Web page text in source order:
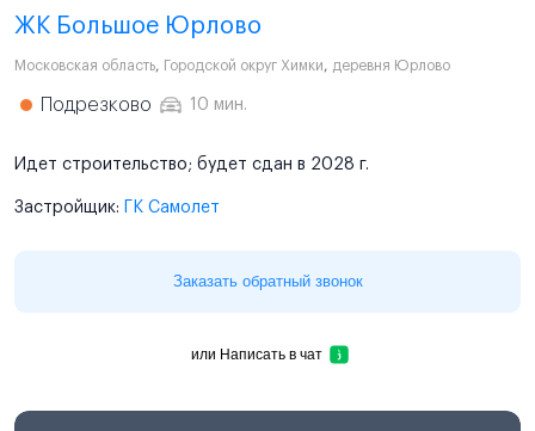
ЖК Большое Юрлово
Московская область, Городской округ Химки, деревня Юрлово
Подрезково 10 мин.
Идет строительство; будет сдан в 2028 г.
Застройщик: ГК Самолет
Заказать обратный звонок
или Написать в чат